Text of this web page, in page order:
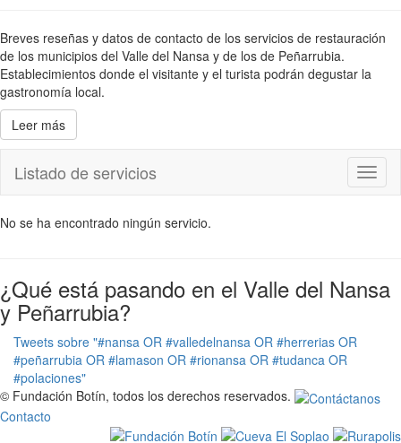
Breves reseñas y datos de contacto de los servicios de restauración
de los municipios del Valle del Nansa y de los de Peñarrubia.
Establecimientos donde el visitante y el turista podrán degustar la
gastronomía local.
Leer más
Listado de servicios
No se ha encontrado ningún servicio.
¿Qué está pasando en el Valle del Nansa
y Peñarrubia?
Tweets sobre "#nansa OR #valledelnansa OR #herrerias OR
#peñarrubia OR #lamason OR #rionansa OR #tudanca OR
#polaciones"
© Fundación Botín, todos los derechos reservados.
Contacto